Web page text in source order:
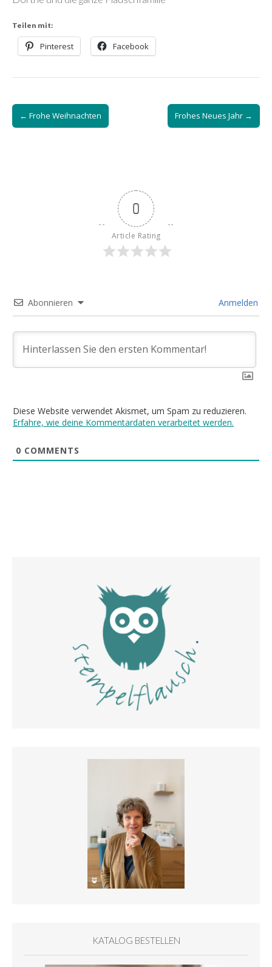
Teilen mit:
Pinterest Facebook
Post
navigation
← Frohe Weihnachten Frohes Neues Jahr →
0
Article Rating
Abonnieren Anmelden
Diese Website verwendet Akismet, um Spam zu reduzieren.
Erfahre, wie deine Kommentardaten verarbeitet werden.
0 COMMENTS
KATALOG BESTELLEN